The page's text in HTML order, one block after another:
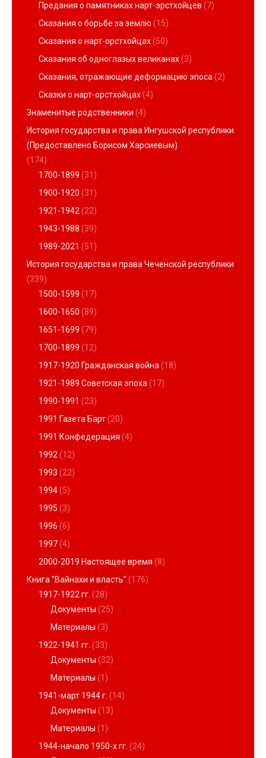
Предания о памятниках нарт-эрстхойцев (7)
Сказания о борьбе за землю (15)
Сказания о нарт-орстхойцах(50)
Сказания об одноглазых великанах(3)
Сказания, отражающие деформацию эпоса (2)
Сказки о нарт-орстхойцах(4)
Знаменитые родственники (4)
История государства и права Ингушской республики
(Предоставлено Борисом Харсиевым)
(174)
1700-1899 (31)
1900-1920 (31)
1921-1942 (22)
1943-1988 (39)
1989-2021 (51)
История государства и права Чеченской республики
(339)
1500-1599 (17)
1600-1650 (89)
1651-1699 (79)
1700-1899 (12)
1917-1920 Гражданская война (18)
1921-1989 Советская эпоха (17)
1990-1991 (23)
1991 Газета Барт(20)
1991 Конфедерация (4)
1992 (12)
1993 (22)
1994(5)
1995 (3)
1996 (6)
1997(4)
2000-2019 Настоящее время (8)
Книга "Вайнахи и власть" (176)
1917-1922 гг. (28)
Документы (25)
Материалы (3)
1922-1941 гг. (33)
Документы (32)
Материалы (1)
1941-март 1944 г. (14)
Документы (13)
Материалы (1)
1944-начало 1950-х гг. (24)